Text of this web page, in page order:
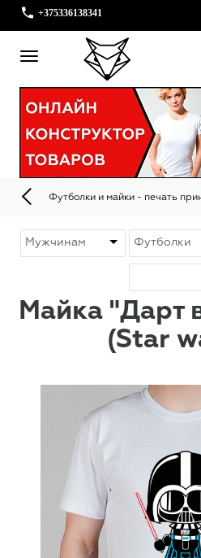
+375336138341
Футболки и майки - печать
Майка "Дарт
(Star